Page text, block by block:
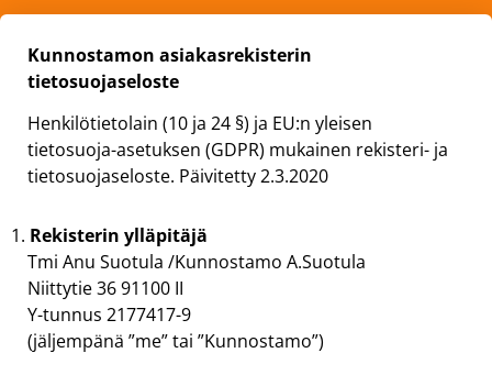
Kunnostamon asiakasrekisterin
tietosuojaseloste
Henkilötietolain (10 ja 24 §) ja EU:n yleisen
tietosuoja-asetuksen (GDPR) mukainen rekisteri- ja
tietosuojaseloste. Päivitetty 2.3.2020
Rekisterin ylläpitäjä
Tmi Anu Suotula /Kunnostamo A.Suotula
Niittytie 36 91100 II
Y-tunnus 2177417-9
(jäljempänä ”me” tai ”Kunnostamo”)